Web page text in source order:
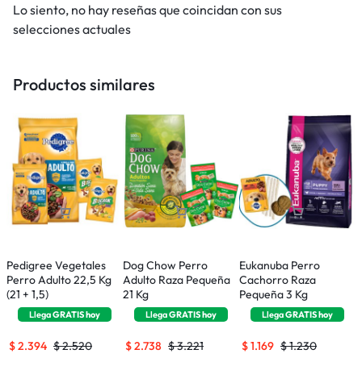
Lo siento, no hay reseñas que coincidan con sus
selecciones actuales
Productos similares
Pedigree Vegetales
Perro Adulto 22,5 Kg
(21 + 1,5)
LlegaGRATIShoy
$2.520
$2.394
Dog Chow Perro
Adulto Raza Pequeña
21 Kg
LlegaGRATIShoy
$3.221
$2.738
Eukanuba Perro
Cachorro Raza
Pequeña 3 Kg
LlegaGRATIShoy
$1.230
$1.169